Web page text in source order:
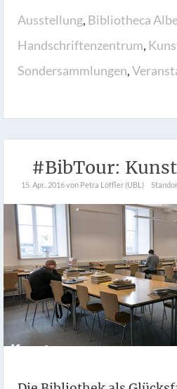
Ausstellung, Bibliotheca
Handschriftenzentrum,
Sondersammlungen,
#BibTour: Kunst
15. Apr.. 2016von Petra Löffler (UBL)